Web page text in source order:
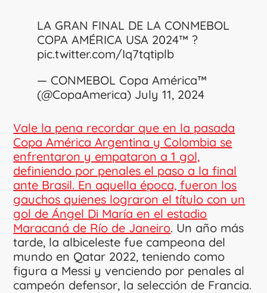
LA GRAN FINAL DE LA CONMEBOL
COPA AMÉRICA USA 2024™ ?
pic.twitter.com/Iq7tqtiplb
— CONMEBOL Copa América™️
(@CopaAmerica) July 11, 2024
Vale la pena recordar que en la pasada
Copa América Argentina y Colombia se
enfrentaron y empataron a 1 gol,
definiendo por penales el paso a la final
ante Brasil. En aquella época, fueron los
gauchos quienes lograron el título con un
gol de Ángel Di María en el estadio
Maracaná de Río de Janeiro. Un año más
tarde, la albiceleste fue campeona del
mundo en Qatar 2022, teniendo como
figura a Messi y venciendo por penales al
campeón defensor, la selección de Francia.